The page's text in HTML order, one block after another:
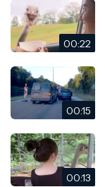
00:22
00:15
00:13